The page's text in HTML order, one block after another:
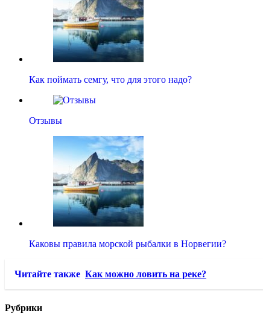
Как поймать семгу, что для этого надо?
Отзывы
Каковы правила морской рыбалки в Норвегии?
Читайте также Как можно ловить на реке?
Рубрики